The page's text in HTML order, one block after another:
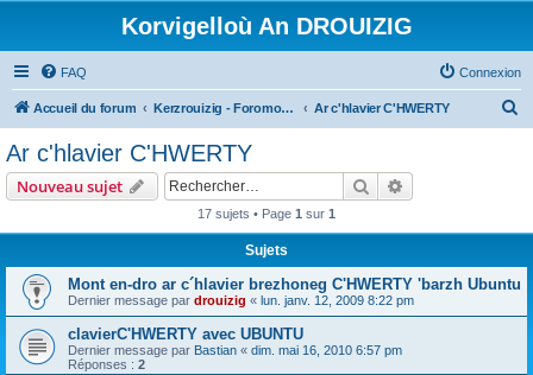
Korvigelloù An DROUIZIG
FAQ Connexion
Accueil du forum Kerzrouizig - Foromoù An Drouizig Ar c'hlavier C'HWERTY
Ar c'hlavier C'HWERTY
Nouveau sujet Rechercher
17 sujets • Page 1 sur 1
Sujets
Mont en-dro ar c´hlavier brezhoneg C'HWERTY 'barzh Ubuntu
Dernier message par drouizig « lun. janv. 12, 2009 8:22 pm
clavierC'HWERTY avec UBUNTU
Dernier message par Bastian « dim. mai 16, 2010 6:57 pm
Réponses : 2